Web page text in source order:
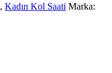
, Kadın Kol Saati Marka: